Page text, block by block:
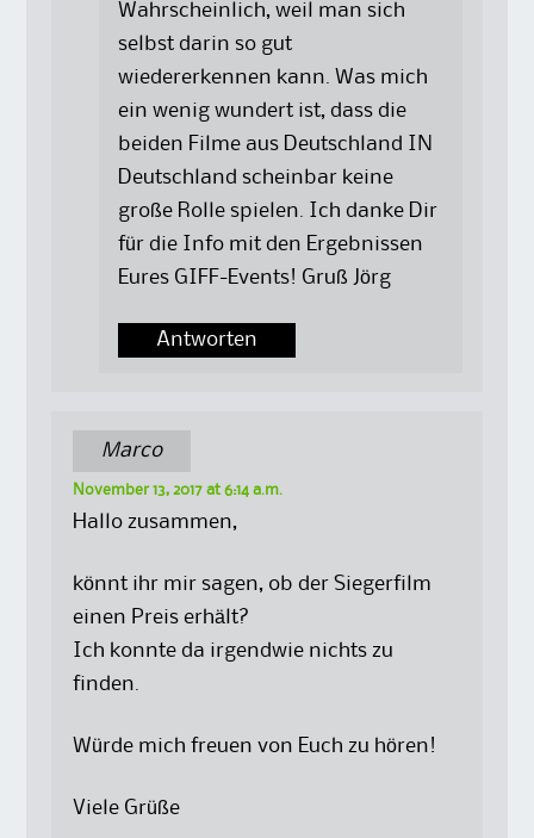
Wahrscheinlich, weil man sich
selbst darin so gut
wiedererkennen kann. Was mich
ein wenig wundert ist, dass die
beiden Filme aus Deutschland IN
Deutschland scheinbar keine
große Rolle spielen. Ich danke Dir
für die Info mit den Ergebnissen
Eures GIFF-Events! Gruß Jörg
Antworten
Marco
November 13, 2017 at 6:14 a.m.
Hallo zusammen,
könnt ihr mir sagen, ob der Siegerfilm
einen Preis erhält?
Ich konnte da irgendwie nichts zu
finden.
Würde mich freuen von Euch zu hören!
Viele Grüße